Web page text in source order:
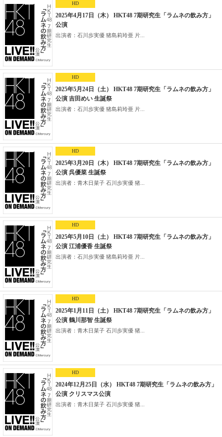
HD
2025年4月17日（木） HKT48 7期研究生「ラムネの飲み方」
公演
出演者：石川歩実優 猪島莉玲亜 片...
HD
2025年5月24日（土） HKT48 7期研究生「ラムネの飲み方」
公演 吉田めい 生誕祭
出演者：石川歩実優 猪島莉玲亜 片...
HD
2025年3月20日（木） HKT48 7期研究生「ラムネの飲み方」
公演 呉優菜 生誕祭
出演者：青木日菜子 石川歩実優 猪...
HD
2025年5月10日（土） HKT48 7期研究生「ラムネの飲み方」
公演 江浦優香 生誕祭
出演者：石川歩実優 猪島莉玲亜 片...
HD
2025年1月11日（土） HKT48 7期研究生「ラムネの飲み方」
公演 鶴川那智 生誕祭
出演者：青木日菜子 石川歩実優 猪...
HD
2024年12月25日（水） HKT48 7期研究生「ラムネの飲み方」
公演 クリスマス公演
出演者：青木日菜子 石川歩実優 猪...